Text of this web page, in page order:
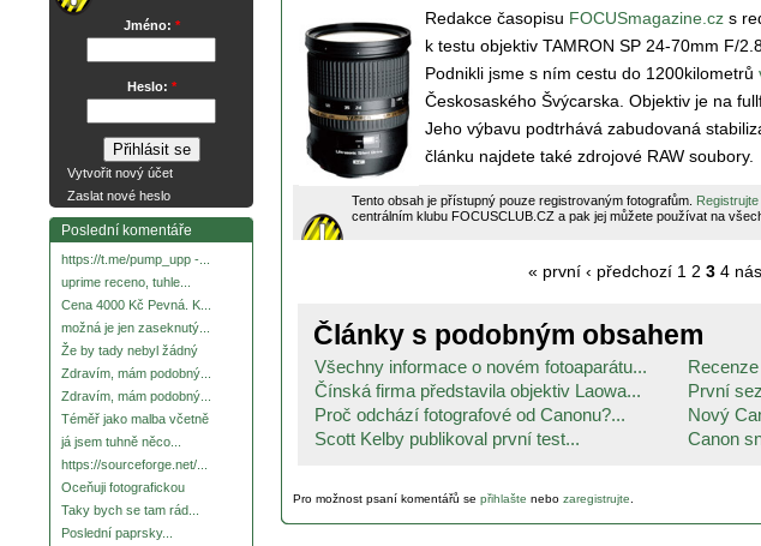
Jméno: *
Heslo: *
Vytvořit nový účet
Zaslat nové heslo
Poslední komentáře
https://t.me/pump_upp -...
uprime receno, tuhle...
Cena 4000 Kč Pevná. K...
možná je jen zaseknutý...
Že by tady nebyl žádný
Zdravím, mám podobný...
Zdravím, mám podobný...
Téměř jako malba včetně
já jsem tuhně něco...
https://sourceforge.net/...
Oceňuji fotografickou
Taky bych se tam rád...
Poslední paprsky...
Redakce časopisu FOCUSmagazine.cz s
k testu objektiv TAMRON SP 24-70mm F/
Podnikli jsme s ním cestu do 1200kilometrů
Českosaského Švýcarska. Objektiv je na
Jeho výbavu podtrhává zabudovaná
článku najdete také zdrojové RAW soubory.
Tento obsah je přístupný pouze registrovaným fotografům.
centrálním klubu FOCUSCLUB.CZ a pak jej můžete používat na
« první ‹ předchozí 1 2 3 4
Články s podobným obsahem
Všechny informace o novém fotoaparátu...
Čínská firma představila objektiv Laowa...
První
Proč odchází fotografové od Canonu?...
Nový
Scott Kelby publikoval první test...
Canon
Pro možnost psaní komentářů se přihlašte nebo zaregistrujte